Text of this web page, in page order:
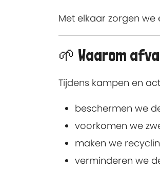
Met elkaar zorgen
🌱 Waarom
Tijdens kampen en
beschermen we
voorkomen we
maken we
verminderen we